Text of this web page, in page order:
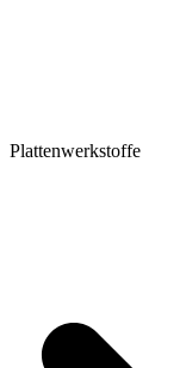
Plattenwerkstoffe